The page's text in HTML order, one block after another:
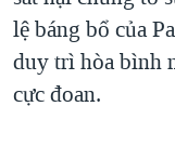
lệ báng bổ của
duy trì hòa bình
cực đoan.